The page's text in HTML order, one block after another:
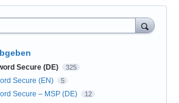
Secure (DE) 325
Secure (EN) 5
Secure – MSP (DE) 12